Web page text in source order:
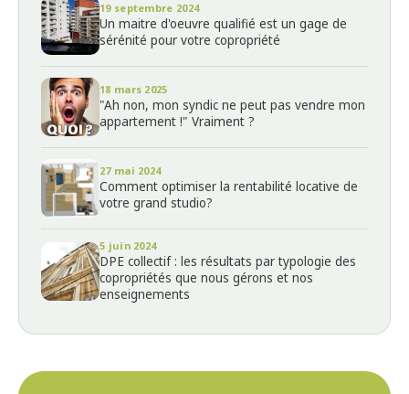
19 septembre 2024
Un maitre d'oeuvre qualifié est un gage de
sérénité pour votre copropriété
18 mars 2025
"Ah non, mon syndic ne peut pas vendre mon
appartement !" Vraiment ?
27 mai 2024
Comment optimiser la rentabilité locative de
votre grand studio?
5 juin 2024
DPE collectif : les résultats par typologie des
copropriétés que nous gérons et nos
enseignements